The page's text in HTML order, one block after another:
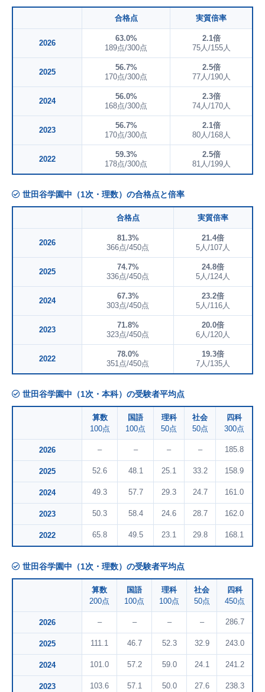
合格点 実質倍率
2026
63.0%
189点/300点
2.1倍
75人/155人
2025
56.7%
170点/300点
2.5倍
77人/190人
2024
56.0%
168点/300点
2.3倍
74人/170人
2023
56.7%
170点/300点
2.1倍
80人/168人
2022
59.3%
178点/300点
2.5倍
81人/199人
世田谷学園中（1次・理数）の合格点と倍率
合格点 実質倍率
2026
81.3%
366点/450点
21.4倍
5人/107人
2025
74.7%
336点/450点
24.8倍
5人/124人
2024
67.3%
303点/450点
23.2倍
5人/116人
2023
71.8%
323点/450点
20.0倍
6人/120人
2022
78.0%
351点/450点
19.3倍
7人/135人
世田谷学園中（1次・本科）の受験者平均点
算数
100点
国語
100点
理科
50点
社会
50点
四科
300点
2026 – – – – 185.8
2025 52.6 48.1 25.1 33.2 158.9
2024 49.3 57.7 29.3 24.7 161.0
2023 50.3 58.4 24.6 28.7 162.0
2022 65.8 49.5 23.1 29.8 168.1
世田谷学園中（1次・理数）の受験者平均点
算数
200点
国語
100点
理科
100点
社会
50点
四科
450点
2026 – – – – 286.7
2025 111.1 46.7 52.3 32.9 243.0
2024 101.0 57.2 59.0 24.1 241.2
2023 103.6 57.1 50.0 27.6 238.3